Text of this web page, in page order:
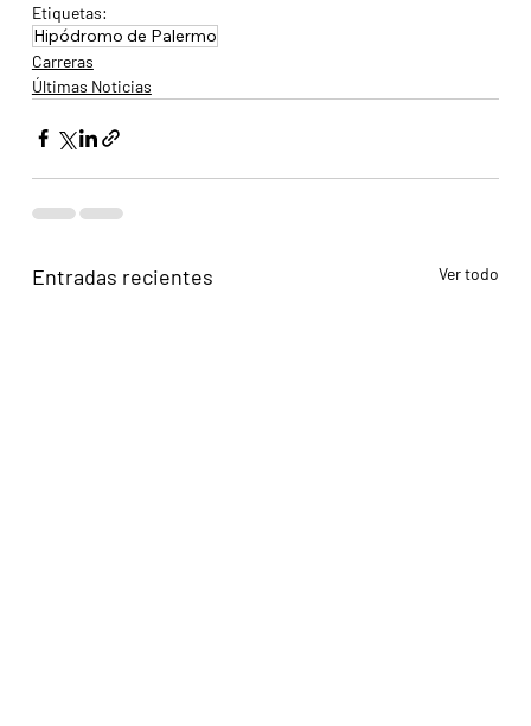
Etiquetas:
Hipódromo de Palermo
Carreras
Últimas Noticias
Entradas recientes Ver todo